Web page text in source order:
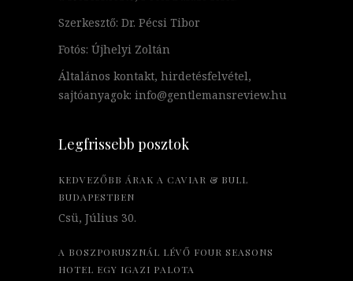
Szerkesztő: Dr. Pécsi Tibor
Fotós: Újhelyi Zoltán
Általános kontakt, hirdetésfelvétel,
sajtóanyagok: info@gentlemansreview.hu
Legfrissebb posztok
KEDVEZŐBB ÁRAK A CAVIAR & BULL
BUDAPESTBEN
Csü, Július 30.
A BOSZPORUSZNÁL LÉVŐ FOUR SEASONS
HOTEL EGY IGAZI PALOTA